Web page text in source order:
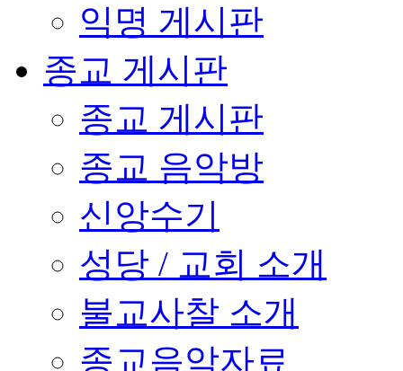
익명 게시판
종교 게시판
종교 게시판
종교 음악방
신앙수기
성당 / 교회 소개
불교사찰 소개
종교음악자료